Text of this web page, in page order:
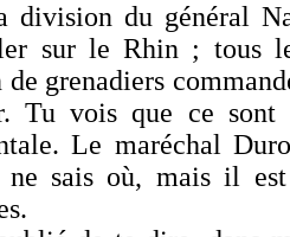
division du général
sur le Rhin ; tous
grenadiers
Tu vois que ce
Le maréchal
sais où, mais il